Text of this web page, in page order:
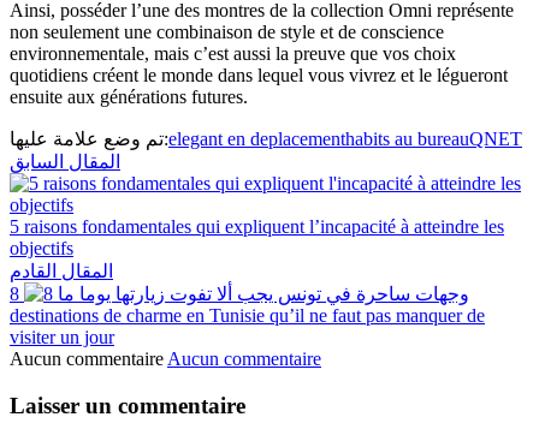
Ainsi, posséder l’une des montres de la collection Omni représente
non seulement une combinaison de style et de conscience
environnementale, mais c’est aussi la preuve que vos choix
quotidiens créent le monde dans lequel vous vivrez et le légueront
ensuite aux générations futures.
تم وضع علامة عليها:elegant en deplacementhabits au bureauQNET
المقال السابق
5 raisons fondamentales qui expliquent l’incapacité à atteindre les
objectifs
المقال القادم
8
destinations de charme en Tunisie qu’il ne faut pas manquer de
visiter un jour
Aucun commentaireAucun commentaire
Laisser un commentaire